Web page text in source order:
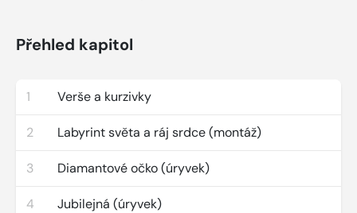
Přehled kapitol
1 Verše a kurzivky
2 Labyrint světa a ráj srdce (montáž)
3 Diamantové očko (úryvek)
4 Jubilejná (úryvek)